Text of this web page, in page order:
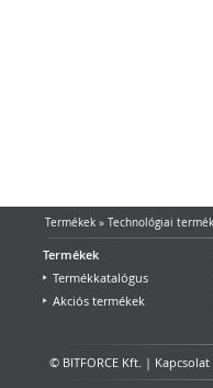
Termékek» Technológiai
Termékek
Termékkatalógus
Akciós termékek
© BITFORCE Kft. | Kapcsolat